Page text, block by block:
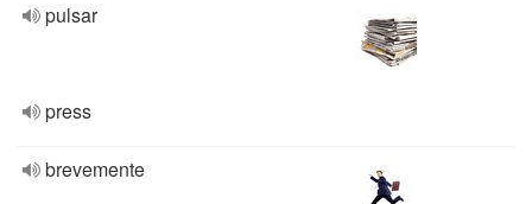
pulsar
press
brevemente